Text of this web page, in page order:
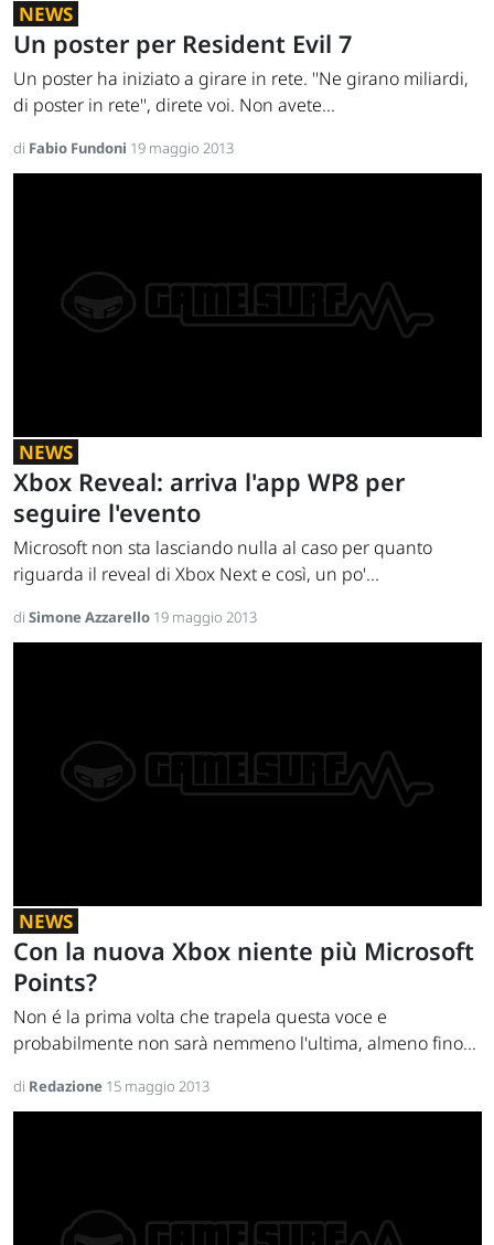
NEWS
Un poster per Resident Evil 7
Un poster ha iniziato a girare in rete. ''Ne girano miliardi,
di poster in rete'', direte voi. Non avete...
di Fabio Fundoni 19 maggio 2013
NEWS
Xbox Reveal: arriva l'app WP8 per
seguire l'evento
Microsoft non sta lasciando nulla al caso per quanto
riguarda il reveal di Xbox Next e così, un po'...
di Simone Azzarello 19 maggio 2013
NEWS
Con la nuova Xbox niente più Microsoft
Points?
Non é la prima volta che trapela questa voce e
probabilmente non sarà nemmeno l'ultima, almeno fino...
di Redazione 15 maggio 2013